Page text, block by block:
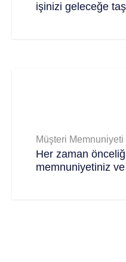
işinizi geleceğe
Müşteri Memnuniyeti
Her zaman
memnuniyetiniz